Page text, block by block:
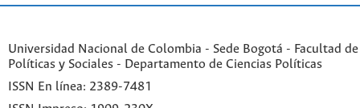
Universidad Nacional de Colombia - Sede Bogotá - Facultad
Políticas y Sociales - Departamento de Ciencias Políticas
ISSN En línea: 2389-7481